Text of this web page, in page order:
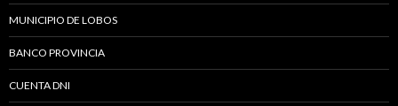
MUNICIPIO DE LOBOS
BANCO PROVINCIA
CUENTA DNI